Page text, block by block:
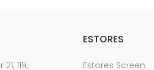
119,
ESTORES
Estores Screen